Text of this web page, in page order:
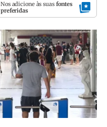
Nos adicione às suas fontes
preferidas